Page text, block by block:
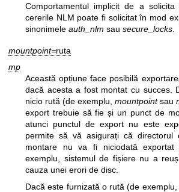
Comportamentul implicit de a solicita
cererile NLM poate fi solicitat în mod
sinonimele auth_nlm sau secure_locks
mountpoint=ruta
mp
Această opțiune face posibilă
dacă acesta a fost montat cu succes.
nicio rută (de exemplu, mountpointsau
export trebuie să fie și un punct de
atunci punctul de export nu este
permite să vă asigurați că
montare nu va fi niciodată exportat
exemplu, sistemul de fișiere nu a
cauza unei erori de disc.
Dacă este furnizată o rută (de exemplu,